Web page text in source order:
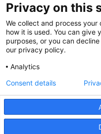
Privacy on this
We collect and process
how it is used. You can give
purposes, or you can
our privacy policy.
Analytics
Consent details